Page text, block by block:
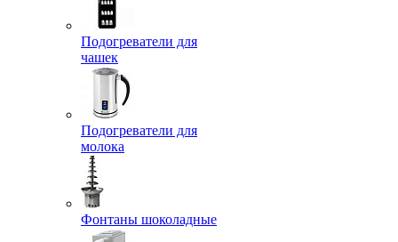
Подогреватели для
чашек
Подогреватели для
молока
Фонтаны шоколадные